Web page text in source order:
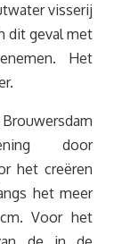
visserij
dit geval met
Het
door
het creëren
het meer
Voor het